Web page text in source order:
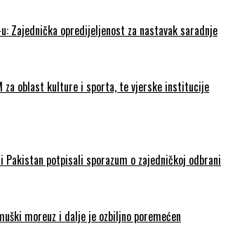
Zajednička opredijeljenost za nastavak saradnje
za oblast kulture i sporta, te vjerske institucije
Pakistan potpisali sporazum o zajedničkoj odbrani
moreuz i dalje je ozbiljno poremećen